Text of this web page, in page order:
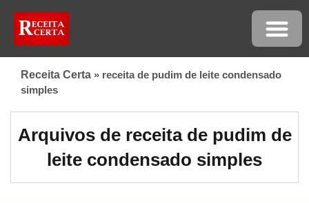
Receita Certa » receita de pudim de leite condensado
simples
Arquivos de receita de pudim de
leite condensado simples